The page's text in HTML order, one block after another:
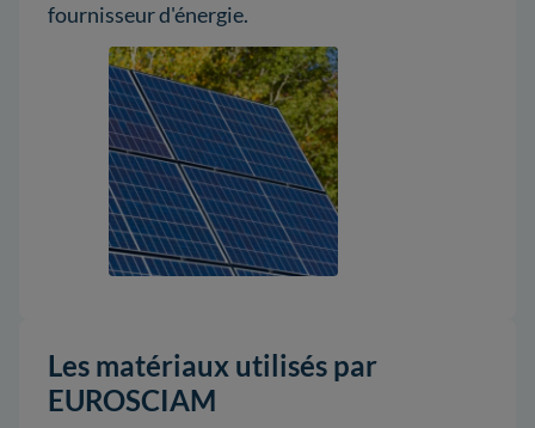
fournisseur d'énergie.
Les matériaux utilisés par
EUROSCIAM